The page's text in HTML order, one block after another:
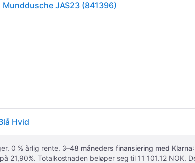
JAS23 (841396)
Hvid
0 % årlig rente. 3–48 måneders finansiering med Klarna
21,90%. Totalkostnaden beløper seg til 11 101.12